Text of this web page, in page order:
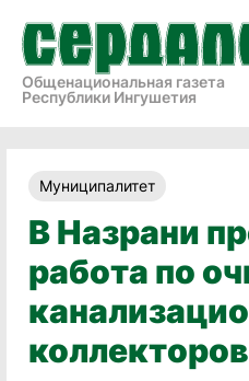
Общенациональная газета
Республики Ингушетия
Муниципалитет
В Назрани
работа по
коллекторов